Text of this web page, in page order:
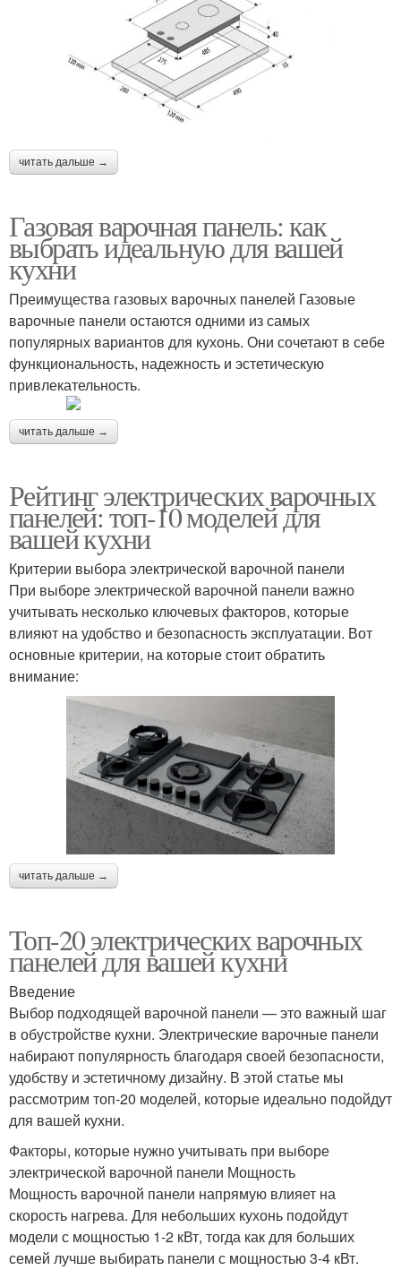
читать дальше →
Газовая варочная панель: как
выбрать идеальную для вашей
кухни
Преимущества газовых варочных панелей Газовые
варочные панели остаются одними из самых
популярных вариантов для кухонь. Они сочетают в себе
функциональность, надежность и эстетическую
привлекательность.
читать дальше →
Рейтинг электрических варочных
панелей: топ-10 моделей для
вашей кухни
Критерии выбора электрической варочной панели
При выборе электрической варочной панели важно
учитывать несколько ключевых факторов, которые
влияют на удобство и безопасность эксплуатации. Вот
основные критерии, на которые стоит обратить
внимание:
читать дальше →
Топ-20 электрических варочных
панелей для вашей кухни
Введение
Выбор подходящей варочной панели — это важный шаг
в обустройстве кухни. Электрические варочные панели
набирают популярность благодаря своей безопасности,
удобству и эстетичному дизайну. В этой статье мы
рассмотрим топ-20 моделей, которые идеально подойдут
для вашей кухни.
Факторы, которые нужно учитывать при выборе
электрической варочной панели Мощность
Мощность варочной панели напрямую влияет на
скорость нагрева. Для небольших кухонь подойдут
модели с мощностью 1-2 кВт, тогда как для больших
семей лучше выбирать панели с мощностью 3-4 кВт.